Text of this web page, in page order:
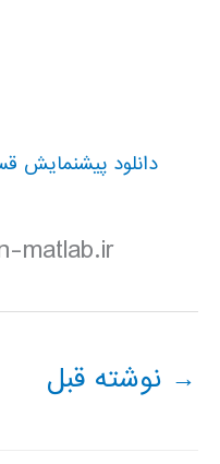
دانلود پیشنمایش
matlab.ir
→ نوشته قبل